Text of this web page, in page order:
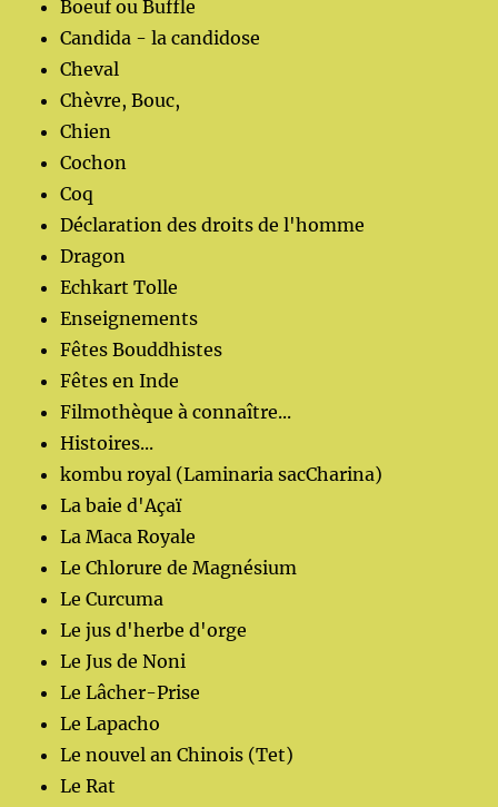
Boeuf ou Buffle
Candida - la candidose
Cheval
Chèvre, Bouc,
Chien
Cochon
Coq
Déclaration des droits de l'homme
Dragon
Echkart Tolle
Enseignements
Fêtes Bouddhistes
Fêtes en Inde
Filmothèque à connaître...
Histoires...
kombu royal (Laminaria sacCharina)
La baie d'Açaï
La Maca Royale
Le Chlorure de Magnésium
Le Curcuma
Le jus d'herbe d'orge
Le Jus de Noni
Le Lâcher-Prise
Le Lapacho
Le nouvel an Chinois (Tet)
Le Rat